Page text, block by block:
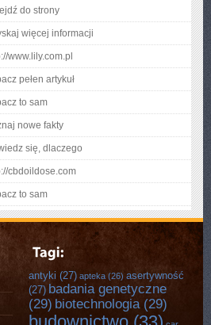
do strony
więcej informacji
www.lily.com.pl
pełen artykuł
to sam
nowe fakty
się, dlaczego
cbdoildose.com
to sam
antyki (27) apteka (26) asertywność
(27) badania genetyczne
(29) biotechnologia (29)